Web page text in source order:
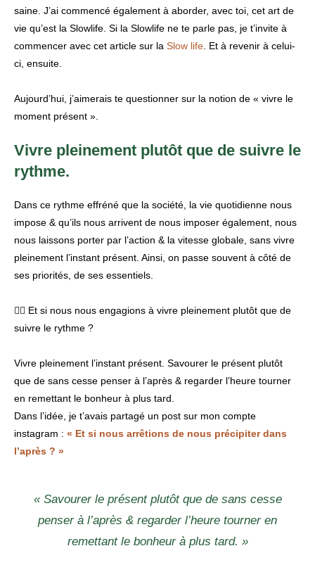
saine. J’ai commencé également à aborder, avec toi, cet art de
vie qu’est la Slowlife. Si la Slowlife ne te parle pas, je t’invite à
commencer avec cet article sur la Slow life. Et à revenir à celui-
ci, ensuite.
Aujourd’hui, j’aimerais te questionner sur la notion de « vivre le
moment présent ».
Vivre pleinement plutôt que de suivre le
rythme.
Dans ce rythme effréné que la société, la vie quotidienne nous
impose & qu’ils nous arrivent de nous imposer également, nous
nous laissons porter par l’action & la vitesse globale, sans vivre
pleinement l’instant présent. Ainsi, on passe souvent à côté de
ses priorités, de ses essentiels.
👉🏾 Et si nous nous engagions à vivre pleinement plutôt que de
suivre le rythme ?
Vivre pleinement l’instant présent. Savourer le présent plutôt
que de sans cesse penser à l’après & regarder l’heure tourner
en remettant le bonheur à plus tard.
Dans l’idée, je t’avais partagé un post sur mon compte
instagram : « Et si nous arrêtions de nous précipiter dans
l’après ? »
« Savourer le présent plutôt que de sans cesse
penser à l’après & regarder l’heure tourner en
remettant le bonheur à plus tard. »